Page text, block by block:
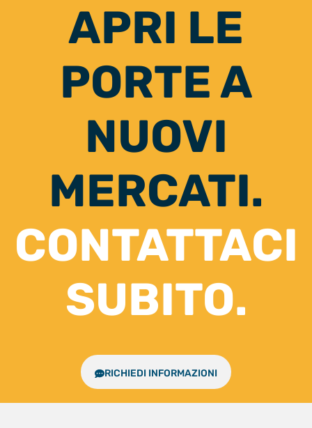
APRI LE
PORTE A
NUOVI
MERCATI.
CONTATTACI
SUBITO.
RICHIEDI INFORMAZIONI